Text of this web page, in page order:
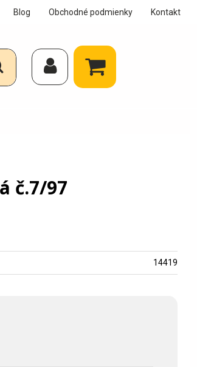
Blog Obchodné podmienky Kontakt
č.7/97
14419